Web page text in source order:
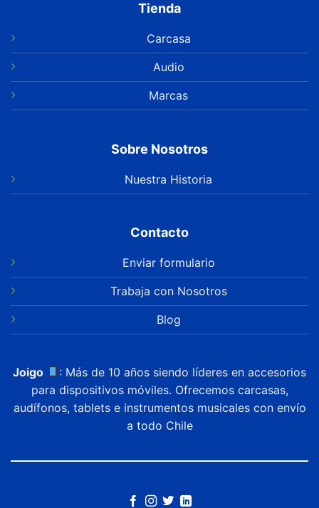
Tienda
Carcasa
Audio
Marcas
Sobre Nosotros
Nuestra Historia
Contacto
Enviar formulario
Trabaja con Nosotros
Blog
Joigo
: Más de 10 años siendo líderes en accesorios
para dispositivos móviles. Ofrecemos carcasas,
audífonos, tablets e instrumentos musicales con envío
a todo Chile